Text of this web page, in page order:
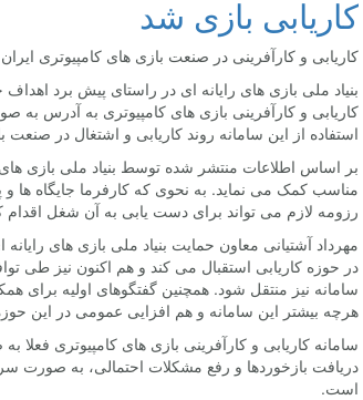
کاریابی بازی شد
کاریابی و کارآفرینی در صنعت بازی های کامپیوتری
بنیاد ملی بازی های رایانه ای در راستای پیش برد
کاریابی و کارآفرینی بازی های کامپیوتری به آدرس
استفاده از این سامانه روند کاریابی و اشتغال در
بر اساس اطلاعات منتشر شده توسط بنیاد ملی بازی های
مناسب کمک می نماید. به نحوی که کارفرما جایگاه ها
رزومه لازم می تواند برای دست یابی به آن شغل اقدام
مهرداد آشتیانی معاون حمایت بنیاد ملی بازی های
در حوزه کاریابی استقبال می کند و هم اکنون نیز طی
سامانه نیز منتقل شود. همچنین گفتگوهای اولیه برای
هرچه بیشتر این سامانه و هم افزایی عمومی در این
سامانه کاریابی و کارآفرینی بازی های کامپیوتری فعلا
دریافت بازخوردها و رفع مشکلات احتمالی، به صورت
است.